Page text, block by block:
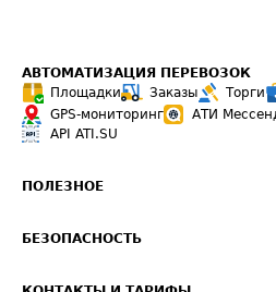
АВТОМАТИЗАЦИЯ ПЕРЕВОЗОК
Площадки
Заказы Торги
GPS-мониторинг
АТИ
API ATI.SU
ПОЛЕЗНОЕ
Звезды ATI.SU на вашем сайте
БЕЗОПАСНОСТЬ